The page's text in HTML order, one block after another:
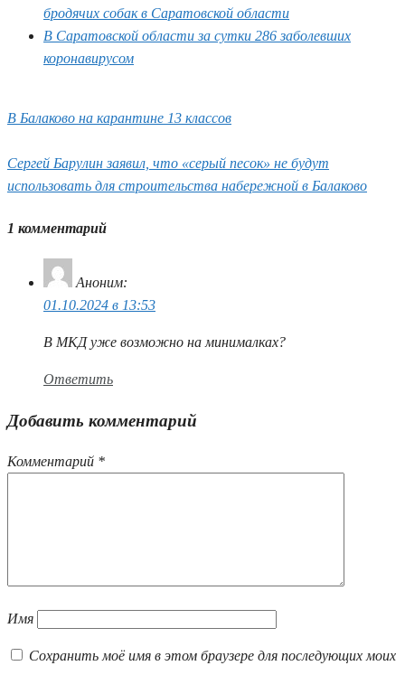
бродячих собак в Саратовской области
В Саратовской области за сутки 286 заболевших
коронавирусом
В Балаково на карантине 13 классов
Сергей Барулин заявил, что «серый песок» не будут
использовать для строительства набережной в Балаково
1 комментарий
Аноним:
01.10.2024 в 13:53
В МКД уже возможно на минималках?
Ответить
Добавить комментарий
Комментарий *
Имя
Сохранить моё имя в этом браузере для последующих моих